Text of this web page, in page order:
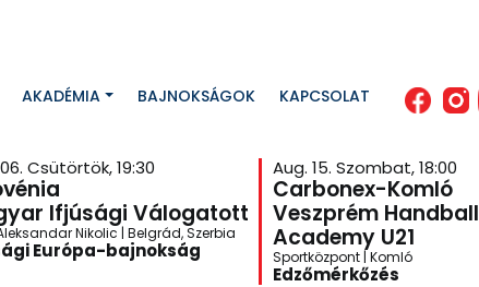
AKADÉMIA BAJNOKSÁGOK KAPCSOLAT
Csütörtök, 19:30
Ifjúsági Válogatott
Nikolic | Belgrád, Szerbia
Európa-bajnokság
Aug. 15. Szombat, 18:00
Carbonex-Komló
Veszprém Handball
Academy U21
Sportközpont | Komló
Edzőmérkőzés